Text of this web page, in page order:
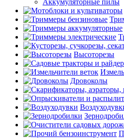
Аккумуляторные пилы
Высоторезы
Дровоколы